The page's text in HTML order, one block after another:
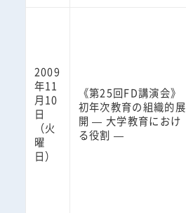
2009
年11
月10
日
（火
曜
日）
《第25回FD講演会》
初年次教育の組織的展
開 — 大学教育におけ
る役割 —